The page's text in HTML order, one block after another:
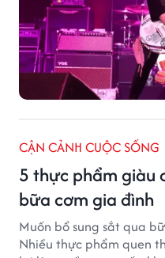
CẬN CẢNH CUỘC SỐNG
5 thực phẩm giàu
bữa cơm gia đình
Muốn bổ sung sắt qua
Nhiều thực phẩm quen